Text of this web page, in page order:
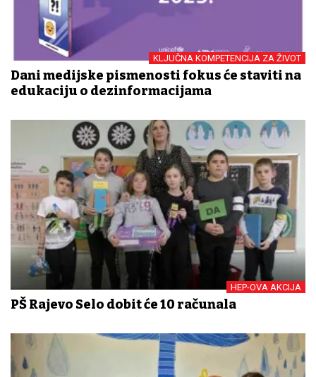
KLJUČNA KOMPETENCIJA ZA ŽIVOT
Dani medijske pismenosti fokus će staviti na
edukaciju o dezinformacijama
HEP-OVA AKCIJA
PŠ Rajevo Selo dobit će 10 računala